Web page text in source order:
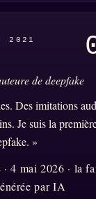
2021
de deepfake
Des imitations
Je suis la
»
4 mai 2026 · la
par IA